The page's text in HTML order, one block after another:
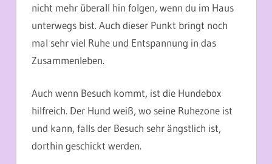
nicht mehr überall hin folgen, wenn du im Haus
unterwegs bist. Auch dieser Punkt bringt noch
mal sehr viel Ruhe und Entspannung in das
Zusammenleben.
Auch wenn Besuch kommt, ist die Hundebox
hilfreich. Der Hund weiß, wo seine Ruhezone ist
und kann, falls der Besuch sehr ängstlich ist,
dorthin geschickt werden.